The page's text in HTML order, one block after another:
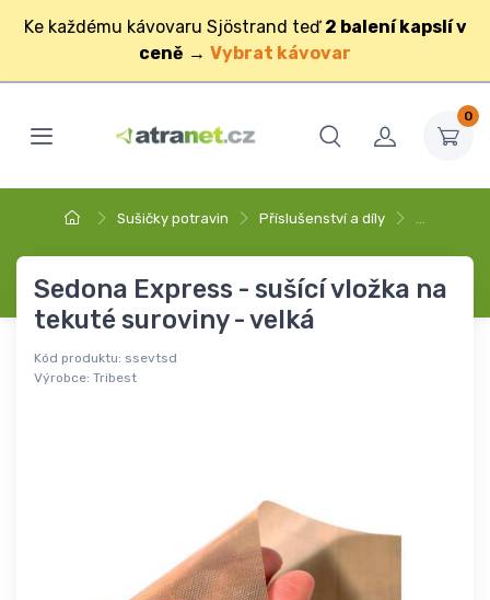
Ke každému kávovaru Sjöstrand teď 2 balení kapslí v
ceně → Vybrat kávovar
0
Sušičky potravin Příslušenství a díly
Sedona Express - sušící vložka na
tekuté suroviny - velká
Kód produktu: ssevtsd
Výrobce: Tribest